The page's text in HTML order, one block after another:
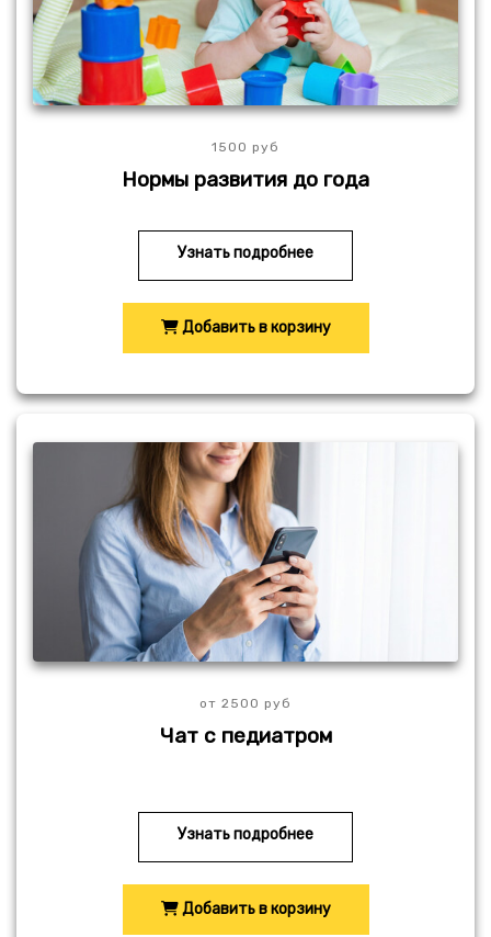
1500 руб
Нормы развития до года
Узнать подробнее
Добавить в корзину
от 2500 руб
Чат с педиатром
Узнать подробнее
Добавить в корзину